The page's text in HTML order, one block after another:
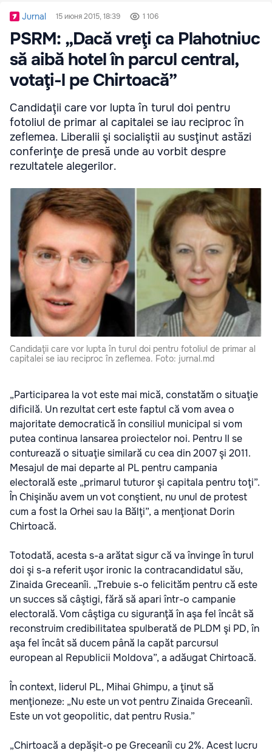
Jurnal 15 июня 2015, 18:39 1 106
PSRM: „Dacă vreţi ca Plahotniuc
să aibă hotel în parcul central,
votaţi-l pe Chirtoacă”
Candidaţii care vor lupta în turul doi pentru
fotoliul de primar al capitalei se iau reciproc în
zeflemea. Liberalii şi socialiştii au susţinut astăzi
conferinţe de presă unde au vorbit despre
rezultatele alegerilor.
Candidaţii care vor lupta în turul doi pentru fotoliul de primar al
capitalei se iau reciproc în zeflemea. Foto: jurnal.md
„Participarea la vot este mai mică, constatăm o situaţie
dificilă. Un rezultat cert este faptul că vom avea o
majoritate democratică în consiliul municipal si vom
putea continua lansarea proiectelor noi. Pentru II se
conturează o situaţie similară cu cea din 2007 şi 2011.
Mesajul de mai departe al PL pentru campania
electorală este „primarul tuturor şi capitala pentru toţi”.
În Chişinău avem un vot conştient, nu unul de protest
cum a fost la Orhei sau la Bălţi”, a menţionat Dorin
Chirtoacă.
Totodată, acesta s-a arătat sigur că va învinge în turul
doi şi s-a referit uşor ironic la contracandidatul său,
Zinaida Greceanîi. „Trebuie s-o felicităm pentru că este
un succes să câştigi, fără să apari într-o campanie
electorală. Vom câştiga cu siguranţă în aşa fel încât să
reconstruim credibilitatea spulberată de PLDM şi PD, în
aşa fel încât să ducem până la capăt parcursul
european al Republicii Moldova”, a adăugat Chirtoacă.
În context, liderul PL, Mihai Ghimpu, a ţinut să
menţioneze: „Nu este un vot pentru Zinaida Greceanîi.
Este un vot geopolitic, dat pentru Rusia.”
„Chirtoacă a depăşit-o pe Greceanîi cu 2%. Acest lucru